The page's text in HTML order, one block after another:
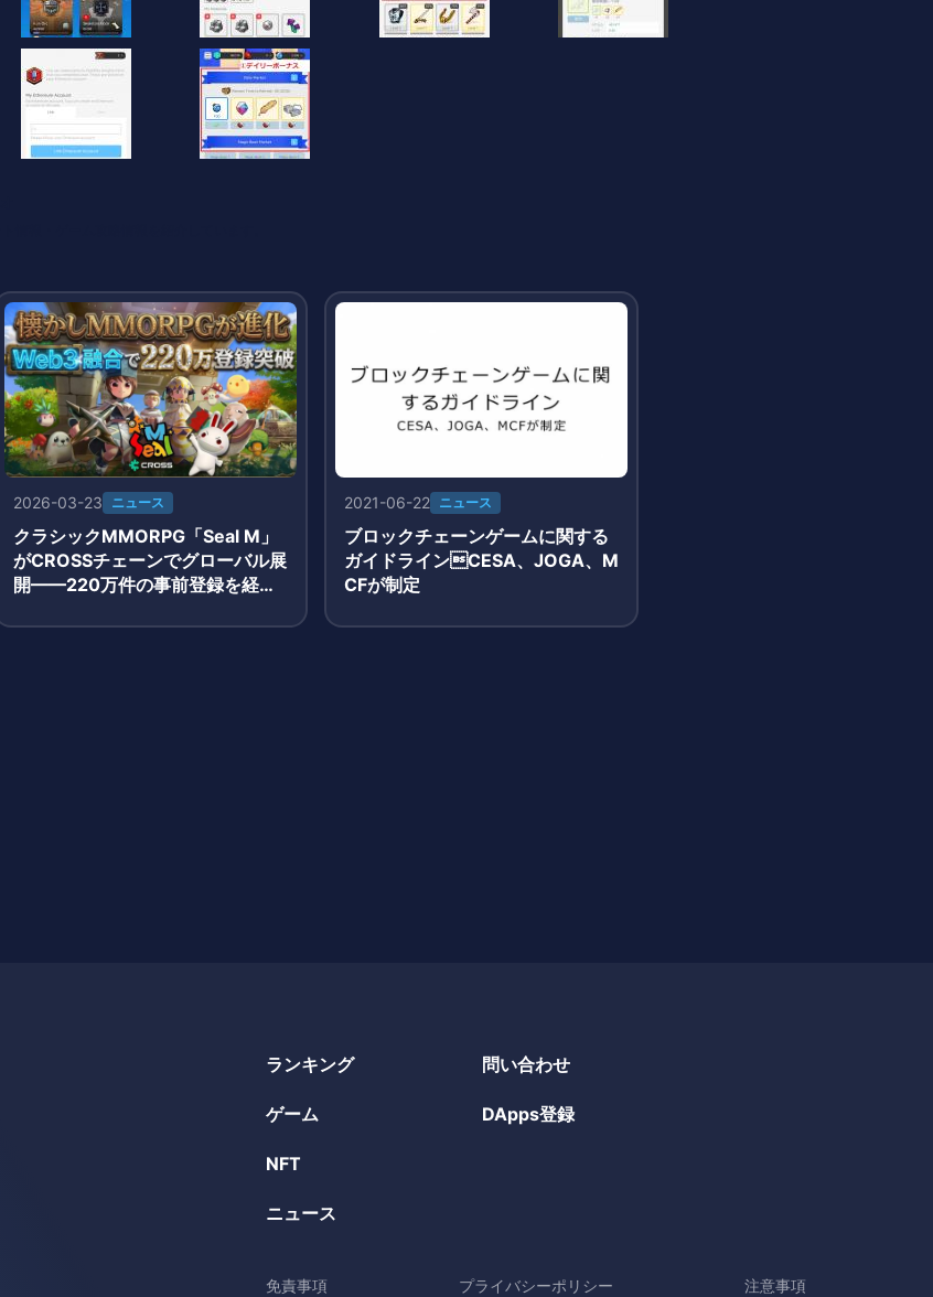
2026-03-23 ニュース
クラシックMMORPG「Seal M」
がCROSSチェーンでグローバル展
開——220万件の事前登録を経て
2021-06-22 ニュース
ブロックチェーンゲームに関する
ガイドラインCESA、JOGA、M
CFが制定
ランキング
ゲーム
NFT
ニュース
問い合わせ
DApps登録
免責事項 プライバシーポリシー 注意事項